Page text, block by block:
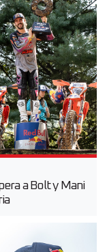
a Bolt y Mani